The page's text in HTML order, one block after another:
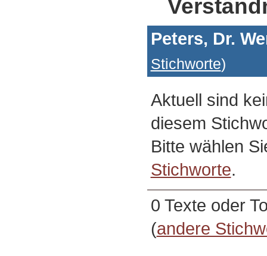
Peters, Dr.
Stichworte)
Aktuell sind
diesem
Bitte wählen
Stichworte.
0 Texte oder
(andere